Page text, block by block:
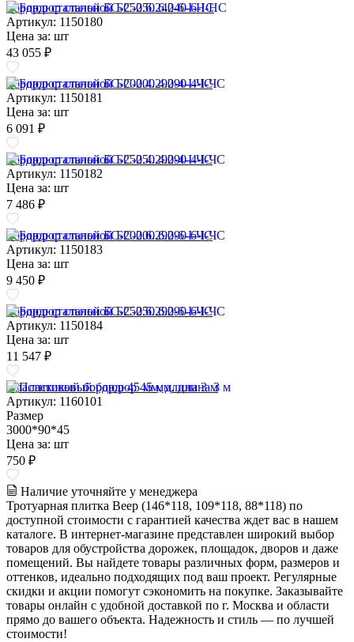
Бордюр стальной БС-250.6.240-6-I-НС
Артикул: 1150180
Цена за: шт
43 055 ₽
Бордюр стальной БС-200.4.290-4-I-ЧС
Артикул: 1150181
Цена за: шт
6 091 ₽
Бордюр стальной БС-250.4.290-4-I-ЧС
Артикул: 1150182
Цена за: шт
7 486 ₽
Бордюр стальной БС-200.6.290-6-I-ЧС
Артикул: 1150183
Цена за: шт
9 450 ₽
Бордюр стальной БС-250.6.290-6-I-ЧС
Артикул: 1150184
Цена за: шт
11 547 ₽
Пластиковый бордюр 45 мм, длина 3 м
Артикул: 1160101
Размер
3000*90*45
Цена за: шт
750 ₽
Наличие уточняйте у менеджера
Тротуарная плитка Веер (146*118, 109*118, 88*118) по
доступной стоимости с гарантией качества ждет вас в нашем
каталоге. В интернет-магазине представлен широкий выбор
товаров для обустройства дорожек, площадок, дворов и даже
помещений. Вы найдете товары различных форм, размеров и
оттенков, идеально подходящих под ваш проект. Регулярные
скидки и акции помогут сэкономить на покупке. Заказывайте
товары онлайн с удобной доставкой по г. Москва и области
прямо до вашего объекта. Надежность и стиль — по лучшей
стоимости!